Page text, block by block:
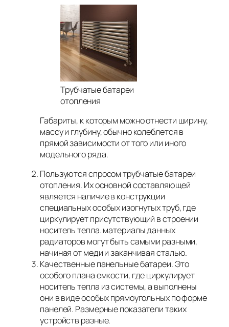
Трубчатые батареи
отопления
Габариты, к которым можно отнести ширину,
массу и глубину, обычно колеблется в
прямой зависимости от того или иного
модельного ряда.
Пользуются спросом трубчатые батареи
отопления. Их основной составляющей
является наличие в конструкции
специальных особых изогнутых труб, где
циркулирует присутствующий в строении
носитель тепла. материалы данных
радиаторов могут быть самыми разными,
начиная от меди и заканчивая сталью.
Качественные панельные батареи. Это
особого плана емкости, где циркулирует
носитель тепла из системы, а выполнены
они в виде особых прямоугольных по форме
панелей. Размерные показатели таких
устройств разные.